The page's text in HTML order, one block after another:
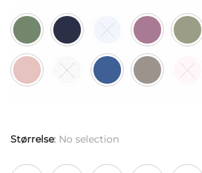
Størrelse: No selection